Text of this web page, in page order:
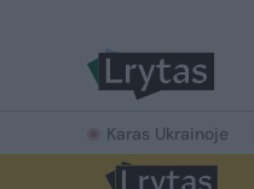
Karas Ukrainoje